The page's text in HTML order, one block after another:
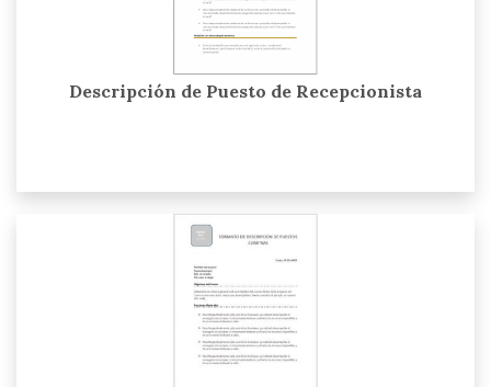
Descripción de Puesto de Recepcionista